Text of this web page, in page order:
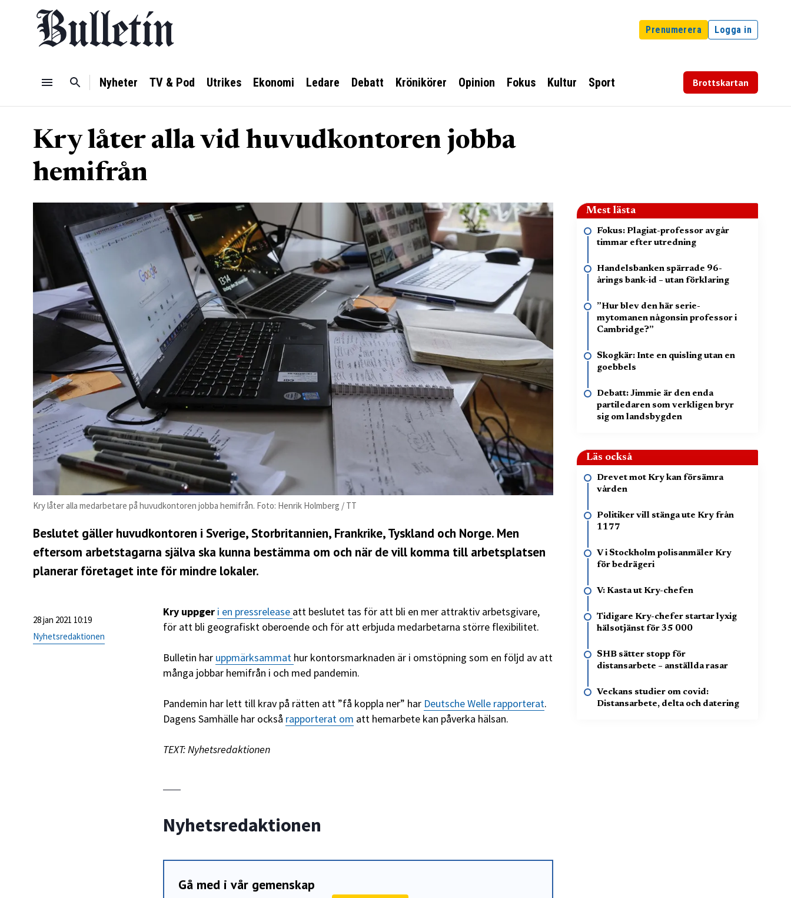
Prenumerera Logga in
Nyheter TV & Pod Utrikes Ekonomi Ledare Debatt Krönikörer Opinion Fokus Kultur Sport Brottskartan
Kry låter alla vid huvudkontoren jobba
hemifrån
Kry låter alla medarbetare på huvudkontoren jobba hemifrån. Foto: Henrik Holmberg / TT
Beslutet gäller huvudkontoren i Sverige, Storbritannien, Frankrike, Tyskland och Norge. Men
eftersom arbetstagarna själva ska kunna bestämma om och när de vill komma till arbetsplatsen
planerar företaget inte för mindre lokaler.
28 jan 2021 10:19
Nyhetsredaktionen
Kry uppger i en pressrelease att beslutet tas för att bli en mer attraktiv arbetsgivare,
för att bli geografiskt oberoende och för att erbjuda medarbetarna större flexibilitet.
Bulletin har uppmärksammat hur kontorsmarknaden är i omstöpning som en följd av att
många jobbar hemifrån i och med pandemin.
Pandemin har lett till krav på rätten att ”få koppla ner” har Deutsche Welle rapporterat.
Dagens Samhälle har också rapporterat om att hemarbete kan påverka hälsan.
TEXT: Nyhetsredaktionen
Nyhetsredaktionen
Gå med i vår gemenskap
Mest lästa
Fokus: Plagiat-professor avgår
timmar efter utredning
Handelsbanken spärrade 96-
årings bank-id – utan förklaring
”Hur blev den här serie-
mytomanen någonsin professor i
Cambridge?”
Skogkär: Inte en quisling utan en
goebbels
Debatt: Jimmie är den enda
partiledaren som verkligen bryr
sig om landsbygden
Läs också
Drevet mot Kry kan försämra
vården
Politiker vill stänga ute Kry från
1177
V i Stockholm polisanmäler Kry
för bedrägeri
V: Kasta ut Kry-chefen
Tidigare Kry-chefer startar lyxig
hälsotjänst för 35 000
SHB sätter stopp för
distansarbete – anställda rasar
Veckans studier om covid:
Distansarbete, delta och datering